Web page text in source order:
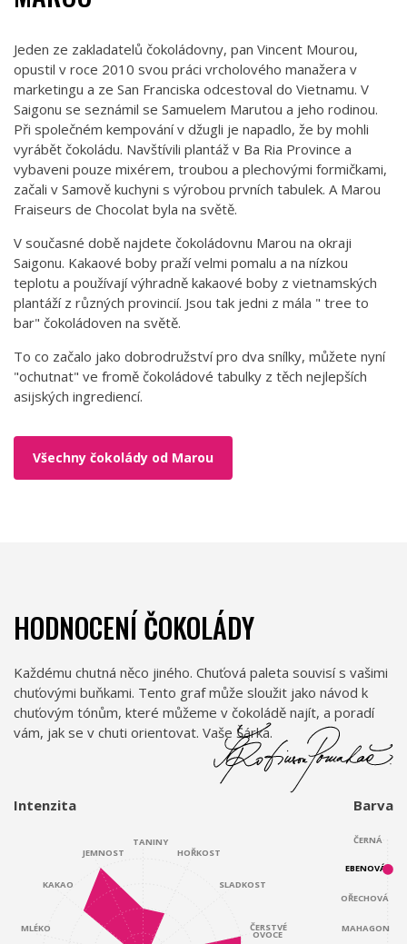
Jeden ze zakladatelů čokoládovny, pan Vincent Mourou,
opustil v roce 2010 svou práci vrcholového manažera v
marketingu a ze San Franciska odcestoval do Vietnamu. V
Saigonu se seznámil se Samuelem Marutou a jeho rodinou.
Při společném kempování v džugli je napadlo, že by mohli
vyrábět čokoládu. Navštívili plantáž v Ba Ria Province a
vybaveni pouze mixérem, troubou a plechovými formičkami,
začali v Samově kuchyni s výrobou prvních tabulek. A Marou
Fraiseurs de Chocolat byla na světě.
V současné době najdete čokoládovnu Marou na okraji
Saigonu. Kakaové boby praží velmi pomalu a na nízkou
teplotu a používají výhradně kakaové boby z vietnamských
plantáží z různých provincií. Jsou tak jedni z mála " tree to
bar" čokoládoven na světě.
To co začalo jako dobrodružství pro dva snílky, můžete nyní
"ochutnat" ve fromě čokoládové tabulky z těch nejlepších
asijských ingrediencí.
Všechny čokolády od Marou
HODNOCENÍ ČOKOLÁDY
Každému chutná něco jiného. Chuťová paleta souvisí s vašimi
chuťovými buňkami. Tento graf může sloužit jako návod k
chuťovým tónům, které můžeme v čokoládě najít, a poradí
vám, jak se v chuti orientovat. Vaše Šárka.
Intenzita Barva
ČERNÁ
EBENOVÁ
OŘECHOVÁ
MAHAGON
TANINY
HOŘKOST
SLADKOST
ČERSTVÉ
OVOCE
MLÉKO
KAKAO
JEMNOST